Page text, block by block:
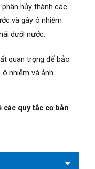
hủy thành các
và gây ô nhiễm
dưới nước.
quan trọng để bảo
nhiễm và ảnh
các quy tắc cơ bản